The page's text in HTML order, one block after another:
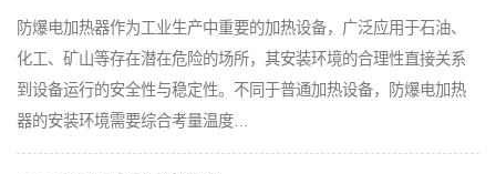
防爆电加热器作为工业生产中重要的加热设备，广泛应用于石油、
化工、矿山等存在潜在危险的场所，其安装环境的合理性直接关系
到设备运行的安全性与稳定性。不同于普通加热设备，防爆电加热
器的安装环境需要综合考量温度…